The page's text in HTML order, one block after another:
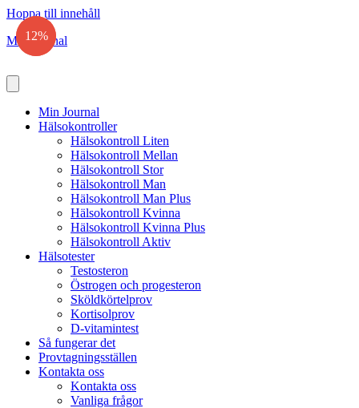
Hoppa till innehåll
Min Journal
Min Journal
Hälsokontroller
Hälsokontroll Liten
Hälsokontroll Mellan
Hälsokontroll Stor
Hälsokontroll Man
Hälsokontroll Man Plus
Hälsokontroll Kvinna
Hälsokontroll Kvinna Plus
Hälsokontroll Aktiv
Hälsotester
Testosteron
Östrogen och progesteron
Sköldkörtelprov
Kortisolprov
D-vitamintest
Så fungerar det
Provtagningsställen
Kontakta oss
Kontakta oss
Vanliga frågor
12%
12%